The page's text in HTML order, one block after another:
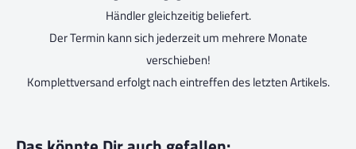
Händler gleichzeitig beliefert.
Der Termin kann sich jederzeit um mehrere Monate
verschieben!
Komplettversand erfolgt nach eintreffen des letzten Artikels.